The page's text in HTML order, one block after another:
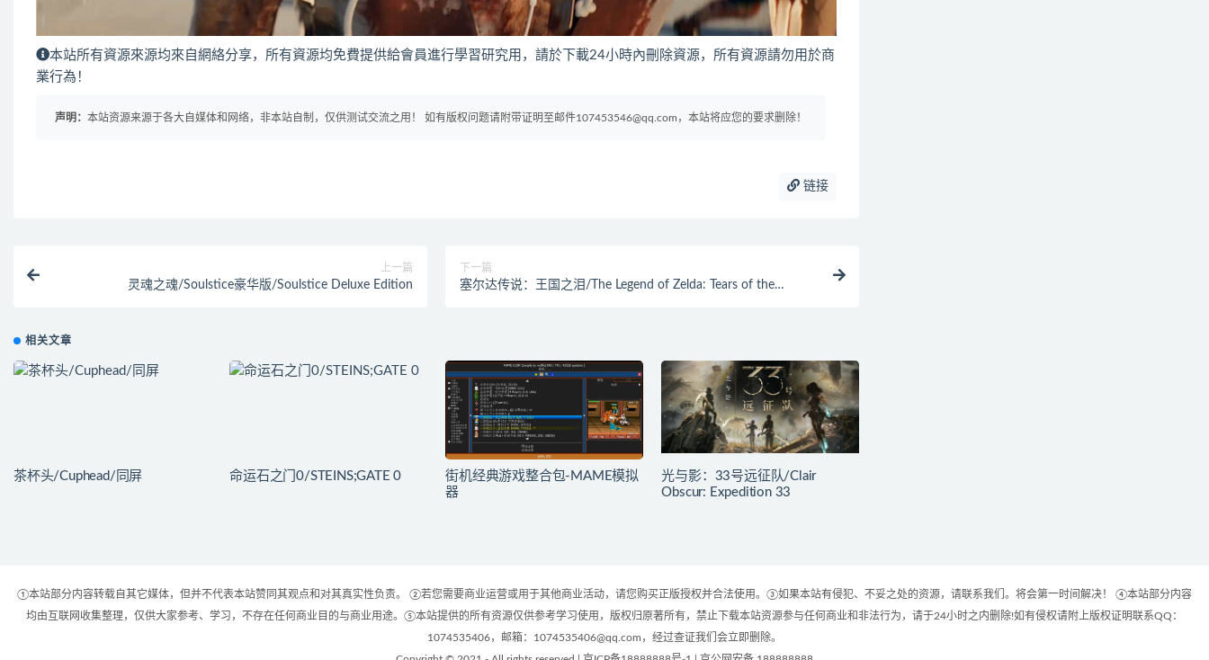
本站所有資源來源均來自網絡分享，所有資源均免費提供給會員進行學習研究用，請於下載24小時內刪除資源，所有資源請勿用於商
業行為！
声明： 本站资源来源于各大自媒体和网络，非本站自制，仅供测试交流之用！ 如有版权问题请附带证明至邮件107453546@qq.com，本站将应您的要求删除！
链接
上一篇
灵魂之魂/Soulstice豪华版/Soulstice Deluxe Edition
下一篇
塞尔达传说：王国之泪/The Legend of Zelda: Tears of the
相关文章
茶杯头/Cuphead/同屏 命运石之门0/STEINS;GATE 0
街机经典游戏整合包-MAME模拟
器
光与影：33号远征队/Clair
Obscur: Expedition 33
①本站部分内容转载自其它媒体，但并不代表本站赞同其观点和对其真实性负责。 ②若您需要商业运营或用于其他商业活动，请您购买正版授权并合法使用。③如果本站有侵犯、不妥之处的资源，请联系我们。将会第一时间解决！ ④本站部分内容
均由互联网收集整理，仅供大家参考、学习，不存在任何商业目的与商业用途。⑤本站提供的所有资源仅供参考学习使用，版权归原著所有，禁止下载本站资源参与任何商业和非法行为，请于24小时之内删除!如有侵权请附上版权证明联系QQ：
1074535406，邮箱：1074535406@qq.com，经过查证我们会立即删除。